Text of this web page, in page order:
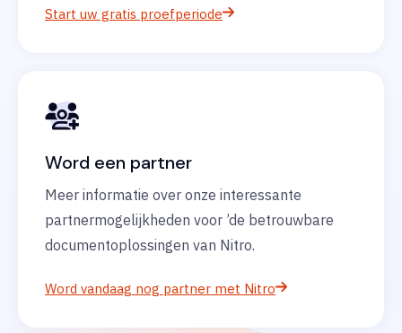
Start uw gratis proefperiode
Word een partner
Meer informatie over onze interessante
partnermogelijkheden voor ’de betrouwbare
documentoplossingen van Nitro.
Word vandaag nog partner met Nitro